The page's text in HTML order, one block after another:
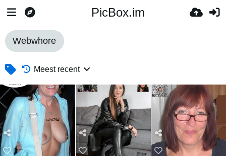
PicBox.im
Webwhore
Meest recent